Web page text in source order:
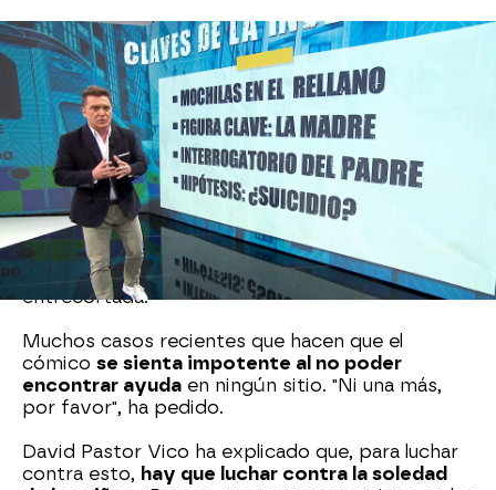
El cómico, entre lágrimas, ha confesado que este
tema le cuesta mucho porque se cumplen dos
años desde que Kira, la hija de su amigo, se quitó
la vida en Barcelona."Nos ha recordado a esto"
ha asegurado.
El colaborador ha querido, además,reivindicar el
problema que tenemos en España con la salud
mental de los niñosque, ha dicho, están
tomando estas decisiones. "Hay que solucionarlo
de una vez, es terrible", ha dicho con la voz
entrecortada.
Muchos casos recientes que hacen que el
cómico se sienta impotente al no poder
encontrar ayuda en ningún sitio. "Ni una más,
por favor", ha pedido.
David Pastor Vico ha explicado que, para luchar
contra esto, hay que luchar contra la soledad